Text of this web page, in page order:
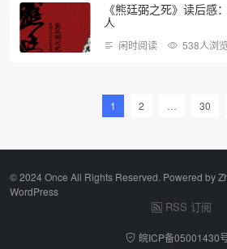
《熊廷弼之死》读后感
人
闲时阅读 538人浏览
1 2 … 30
©️ 2024 Once All Rights Reserved. Powered by
WordPress
RSS 订阅
皖ICP备05001430